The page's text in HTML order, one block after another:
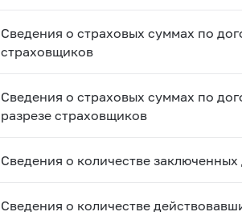
Сведения о страховых суммах по
страховщиков
Сведения о страховых суммах по
разрезе страховщиков
Сведения о количестве
Сведения о количестве